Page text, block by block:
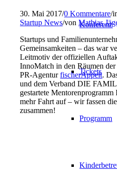
Konferenz
Tickets
Programm
30. Mai 2017/0 Kommentare/
Startup News/vonMathias
Startups und
Gemeinsamkeiten – das war
Leitmotiv der offiziellen
InnoMatch in den Räumen
PR-AgenturfischerAppelt.
und dem Verband DIE
gestartete
mehr Fahrt auf – wir fassen
zusammen!